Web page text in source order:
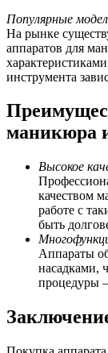
Популярные
На рынке
аппаратов для
инструмента
маникюра
Высокое
качеством
работе с
быть
Аппараты
насадками,
процедуры